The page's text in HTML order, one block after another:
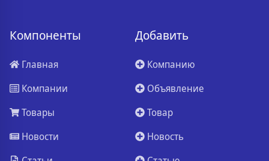
Компоненты
Главная
Компании
Товары
Новости
Добавить
Компанию
Объявление
Товар
Новость